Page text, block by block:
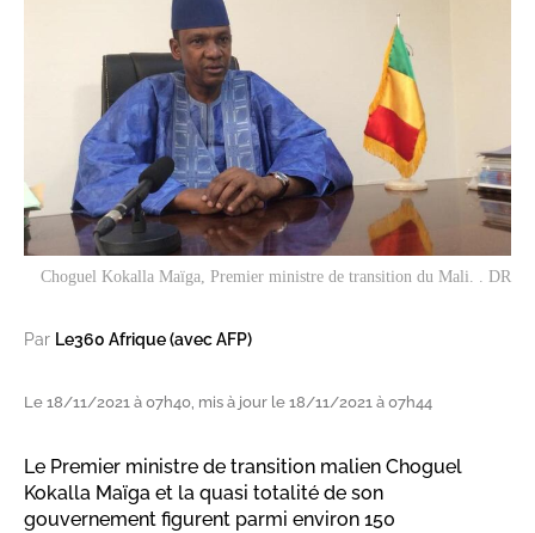
Choguel Kokalla Maïga, Premier ministre de transition du Mali. . DR
Par Le360 Afrique (avec AFP)
Le 18/11/2021 à 07h40, mis à jour le 18/11/2021 à 07h44
Le Premier ministre de transition malien Choguel
Kokalla Maïga et la quasi totalité de son
gouvernement figurent parmi environ 150